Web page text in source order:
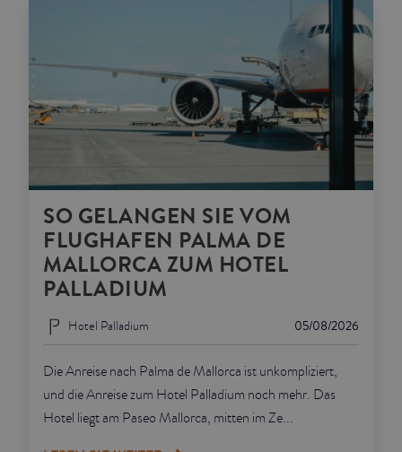
SO GELANGEN SIE VOM
FLUGHAFEN PALMA DE
MALLORCA ZUM HOTEL
PALLADIUM
05/08/2026
Hotel Palladium
Die Anreise nach Palma de Mallorca ist unkompliziert,
und die Anreise zum Hotel Palladium noch mehr. Das
Hotel liegt am Paseo Mallorca, mitten im Ze...